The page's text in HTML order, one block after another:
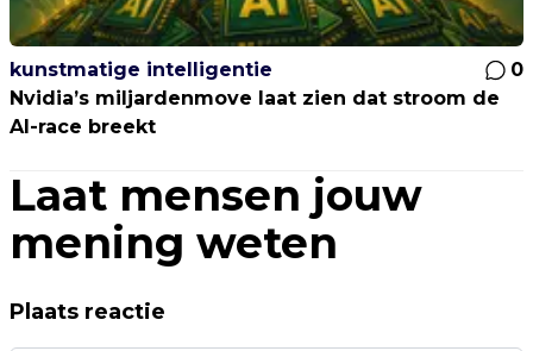
kunstmatige intelligentie
0
Nvidia’s miljardenmove laat zien dat stroom de
AI-race breekt
Laat mensen jouw
mening weten
Plaats reactie